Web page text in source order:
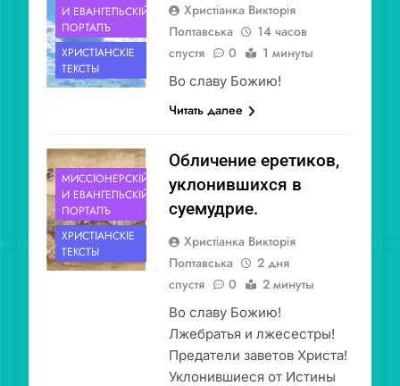
И ЕВАНГЕ́ЛЬСКІЙ
ПОРТА́ЛЪ
ХРИСТІА́НСКІЕ
ТЕ́КСТЫ
Христіанка Викторія
Полтавська
14 часов
спустя
0 1 минуты
Во славу Божию!
Читать далее
МИССІОНЕ́РСКІЙ
И ЕВАНГЕ́ЛЬСКІЙ
ПОРТА́ЛЪ
ХРИСТІА́НСКІЕ
ТЕ́КСТЫ
Обличение еретиков,
уклонившихся в
суемудрие.
Христіанка Викторія
Полтавська
2 дня
спустя
0 2 минуты
Во славу Божию!
Лжебратья и лжесестры!
Предатели заветов Христа!
Уклонившиеся от Истины